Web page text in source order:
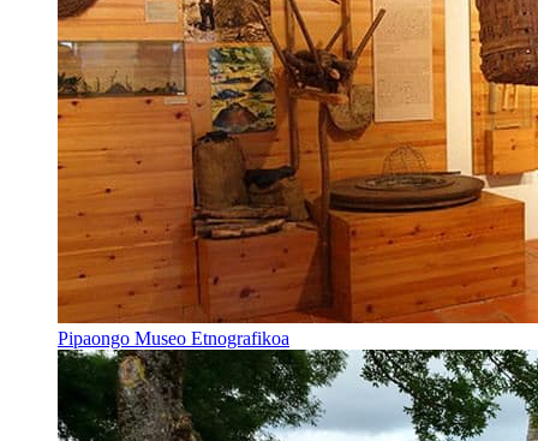
Pipaongo Museo Etnografikoa